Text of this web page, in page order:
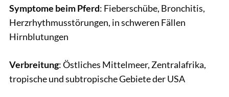
Symptome beim Pferd: Fieberschübe, Bronchitis,
Herzrhythmusstörungen, in schweren Fällen
Hirnblutungen
Verbreitung: Östliches Mittelmeer, Zentralafrika,
tropische und subtropische Gebiete der USA